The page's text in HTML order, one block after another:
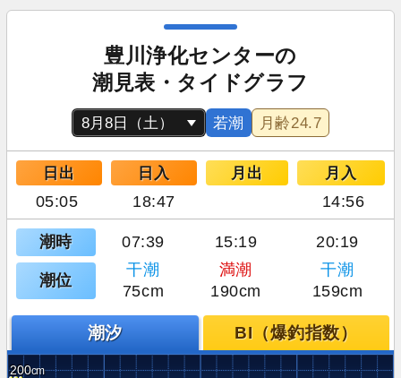
豊川浄化センターの
潮見表・タイドグラフ
若潮 月齢24.7
日出 日入 月出 月入
05:05 18:47 14:56
潮時 07:39 15:19 20:19
潮位
干潮 満潮
干潮
75cm
190cm 159cm
潮汐 BI（爆釣指数）
200